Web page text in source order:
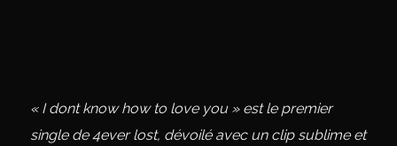
« I dont know how to love you » est le premier
single de 4ever lost, dévoilé avec un clip sublime et